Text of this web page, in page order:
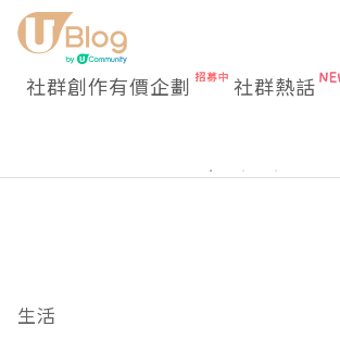
社群創作有價企劃 社群熱話
生活